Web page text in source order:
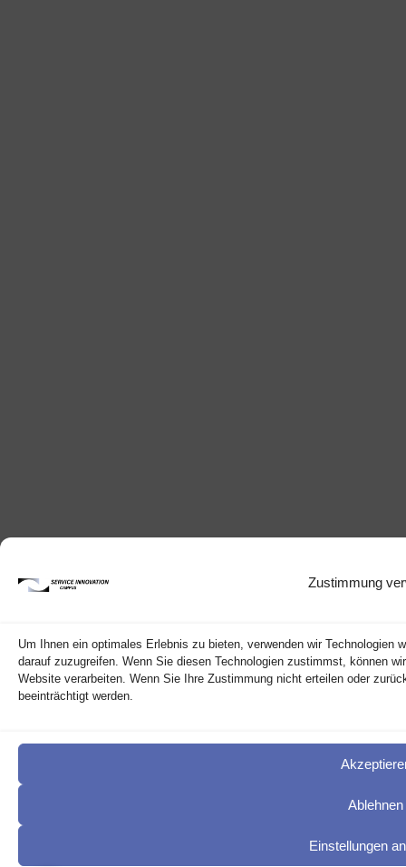
Zustimmung
Um Ihnen ein optimales Erlebnis zu bieten, verwenden wir Technologien
darauf zuzugreifen. Wenn Sie diesen Technologien zustimmst, können
Website verarbeiten. Wenn Sie Ihre Zustimmung nicht erteilen oder
beeinträchtigt werden.
Ablehnen
Einstellungen